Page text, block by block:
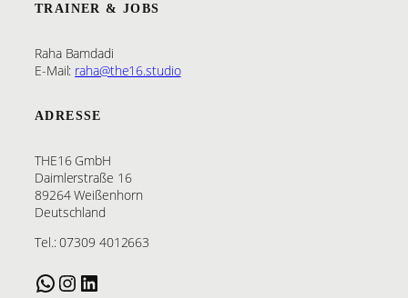
TRAINER & JOBS
Raha Bamdadi
E-Mail: raha@the16.studio
ADRESSE
THE16 GmbH
Daimlerstraße 16
89264 Weißenhorn
Deutschland
Tel.: 07309 4012663
WhatsApp
Instagram
LinkedIn